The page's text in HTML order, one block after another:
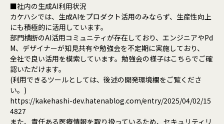
■社内の生成AI利用状況
カケハシでは、生成AIをプロダクト活用のみならず、生産性向上
にも積極的に活用しています。
部門横断のAI活用コミュニティが存在しており、エンジニアやPd
M、デザイナーが知見共有や勉強会を不定期に実施しており、
全社で良い活用を模索しています。勉強会の様子はこちらでご確
認いただけます。
(利用できるツールとしては、後述の開発環境欄をご覧くださ
い。)
https://kakehashi-dev.hatenablog.com/entry/2025/04/02/15
4827
また、責任ある医療情報を取り扱っているため、セキュリティリ